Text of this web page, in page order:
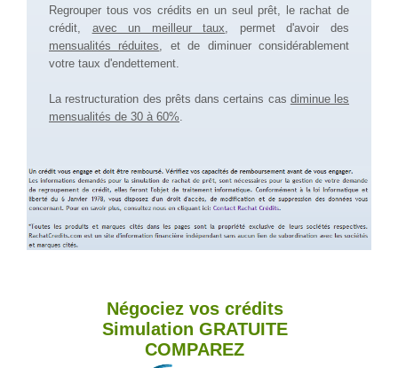
Regrouper tous vos crédits en un seul prêt, le rachat de
crédit, avec un meilleur taux, permet d'avoir des
mensualités réduites, et de diminuer considérablement
votre taux d'endettement.
La restructuration des prêts dans certains cas diminue les
mensualités de 30 à 60%.
Négociez vos crédits
Simulation GRATUITE
COMPAREZ